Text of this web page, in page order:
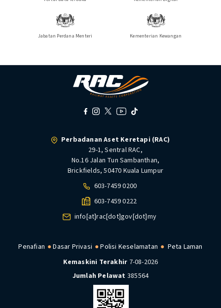
Jabatan Perdana Menteri Kementerian Kewangan
Perbadanan Aset Keretapi (RAC)
29-1, Sentral RAC,
No.16 Jalan Tun Sambanthan,
Brickfields, 50470 Kuala Lumpur
603-7459 0200
603-7459 0222
info[at]rac[dot]gov[dot]my
Penafian Dasar Privasi Polisi Keselamatan
Peta Laman
Kemaskini Terakhir 7-08-2026
Jumlah Pelawat 385564